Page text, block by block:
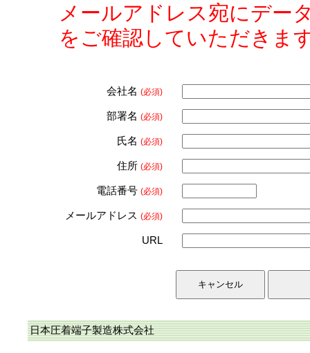
メールアドレス宛にデー
をご確認していただきま
会社名 (必須)
部署名 (必須)
氏名 (必須)
住所 (必須)
電話番号 (必須)
メールアドレス (必須)
URL
日本圧着端子製造株式会社